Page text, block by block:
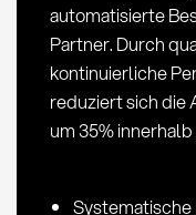
automatisierte
Partner. Durch
kontinuierliche
reduziert sich die
um 35%